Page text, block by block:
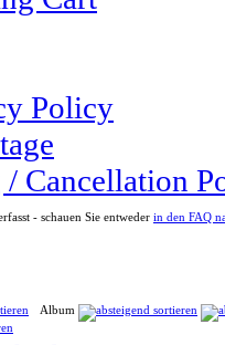
Policy
Cancellation
- schauen Sie entweder in den FAQ
Album